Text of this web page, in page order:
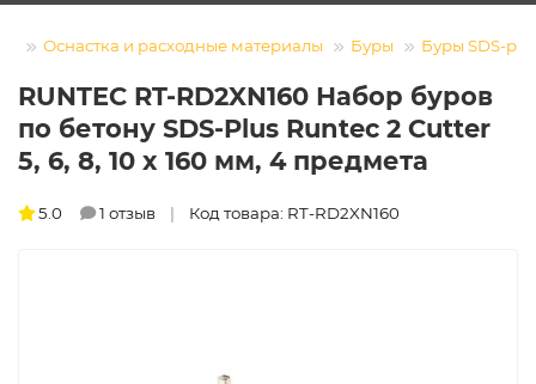
Оснастка и расходные материалы Буры Буры SDS-
RUNTEC RT-RD2XN160 Набор буров
по бетону SDS-Plus Runtec 2 Cutter
5, 6, 8, 10 x 160 мм, 4 предмета
5.0 1 отзыв Код товара: RT-RD2XN160